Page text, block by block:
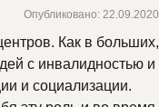
Опубликовано: 22.09.2020
Как в больших,
с инвалидностью и
и социализации.